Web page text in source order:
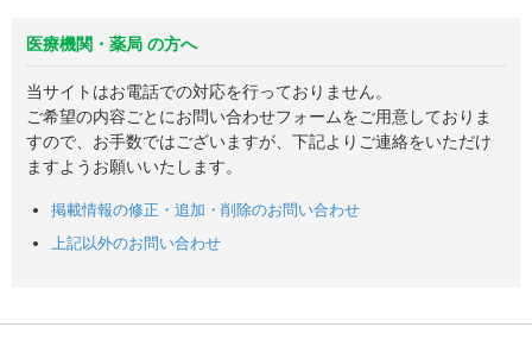
医療機関・薬局 の方へ
当サイトはお電話での対応を行っておりません。
ご希望の内容ごとにお問い合わせフォームをご用意しておりま
すので、お手数ではございますが、下記よりご連絡をいただけ
ますようお願いいたします。
掲載情報の修正・追加・削除のお問い合わせ
上記以外のお問い合わせ